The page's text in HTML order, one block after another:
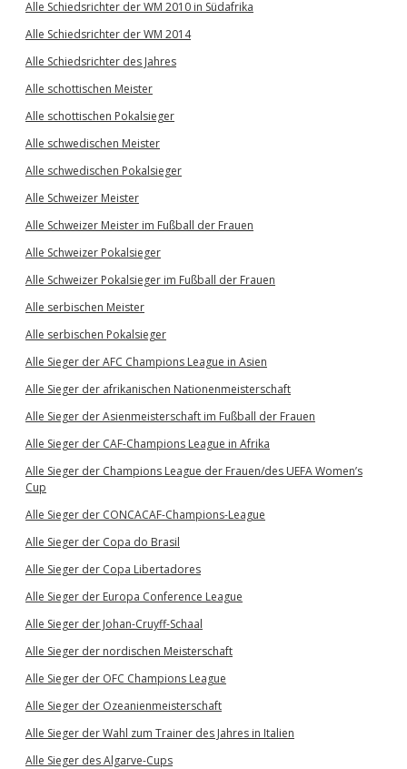
Alle Schiedsrichter der WM 2010 in Südafrika
Alle Schiedsrichter der WM 2014
Alle Schiedsrichter des Jahres
Alle schottischen Meister
Alle schottischen Pokalsieger
Alle schwedischen Meister
Alle schwedischen Pokalsieger
Alle Schweizer Meister
Alle Schweizer Meister im Fußball der Frauen
Alle Schweizer Pokalsieger
Alle Schweizer Pokalsieger im Fußball der Frauen
Alle serbischen Meister
Alle serbischen Pokalsieger
Alle Sieger der AFC Champions League in Asien
Alle Sieger der afrikanischen Nationenmeisterschaft
Alle Sieger der Asienmeisterschaft im Fußball der Frauen
Alle Sieger der CAF-Champions League in Afrika
Alle Sieger der Champions League der Frauen/des UEFA Women’s
Cup
Alle Sieger der CONCACAF-Champions-League
Alle Sieger der Copa do Brasil
Alle Sieger der Copa Libertadores
Alle Sieger der Europa Conference League
Alle Sieger der Johan-Cruyff-Schaal
Alle Sieger der nordischen Meisterschaft
Alle Sieger der OFC Champions League
Alle Sieger der Ozeanienmeisterschaft
Alle Sieger der Wahl zum Trainer des Jahres in Italien
Alle Sieger des Algarve-Cups